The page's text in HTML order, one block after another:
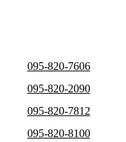
095-820-7606
095-820-2090
095-820-7812
095-820-8100